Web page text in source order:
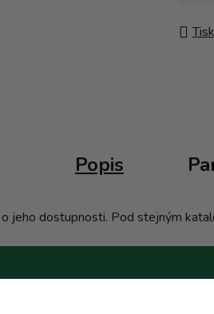
Tisk
Popis
jeho dostupnosti. Pod stejným